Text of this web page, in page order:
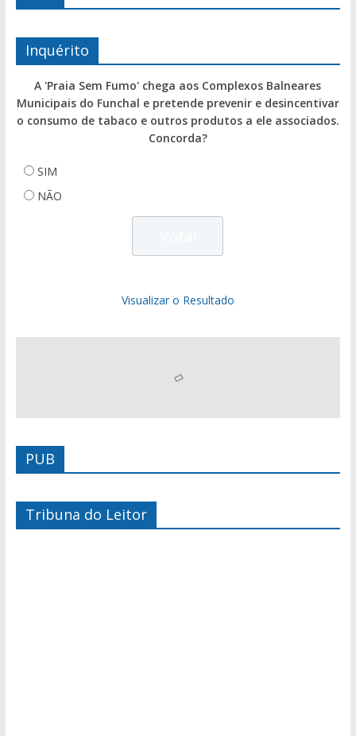
Inquérito
A 'Praia Sem Fumo' chega aos Complexos Balneares
Municipais do Funchal e pretende prevenir e desincentivar
o consumo de tabaco e outros produtos a ele associados.
Concorda?
SIM
NÃO
Visualizar o Resultado
PUB
Tribuna do Leitor